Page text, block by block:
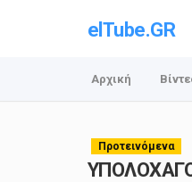
elTube.GR
Αρχική
Προτεινόμενα